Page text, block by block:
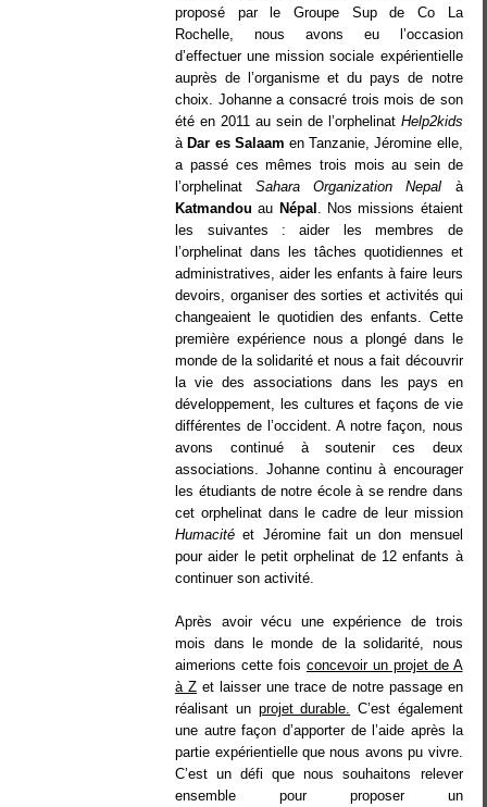
proposé par le Groupe Sup de Co La
Rochelle, nous avons eu l’occasion
d’effectuer une mission sociale expérientielle
auprès de l’organisme et du pays de notre
choix. Johanne a consacré trois mois de son
été en 2011 au sein de l’orphelinat Help2kids
àDar es Salaam en Tanzanie, Jéromine elle,
a passé ces mêmes trois mois au sein de
l’orphelinatSahara Organization Nepal à
Katmandou au Népal . Nos missions étaient
les suivantes : aider les membres de
l’orphelinat dans les tâches quotidiennes et
administratives, aider les enfants à faire leurs
devoirs, organiser des sorties et activités qui
changeaient le quotidien des enfants. Cette
première expérience nous a plongé dans le
monde de la solidarité et nous a fait découvrir
la vie des associations dans les pays en
développement, les cultures et façons de vie
différentes de l’occident. A notre façon, nous
avons continué à soutenir ces deux
associations. Johanne continu à encourager
les étudiants de notre école à se rendre dans
cet orphelinat dans le cadre de leur mission
Humacité et Jéromine fait un don mensuel
pour aider le petit orphelinat de 12 enfants à
continuer son activité.
Après avoir vécu une expérience de trois
mois dans le monde de la solidarité, nous
aimerions cette fois concevoir un projet de A
à Z et laisser une trace de notre passage en
réalisant un projet durable.
C’est également
une autre façon d’apporter de l’aide après la
partie expérientielle que nous avons pu vivre.
C’est un défi que nous souhaitons relever
ensemble pour proposer un